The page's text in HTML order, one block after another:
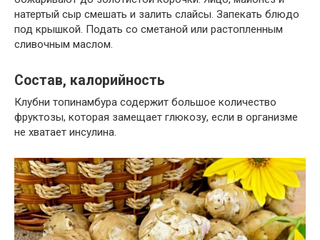
натертый сыр смешать и залить слайсы. Запекать блюдо
под крышкой. Подать со сметаной или растопленным
сливочным маслом.
Состав, калорийность
Клубни топинамбура содержит большое количество
фруктозы, которая замещает глюкозу, если в организме
не хватает инсулина.